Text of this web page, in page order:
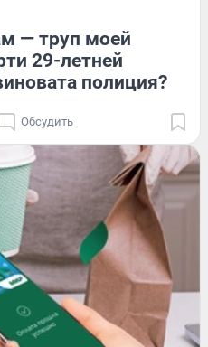
— труп моей
29-летней
полиция?
Обсудить